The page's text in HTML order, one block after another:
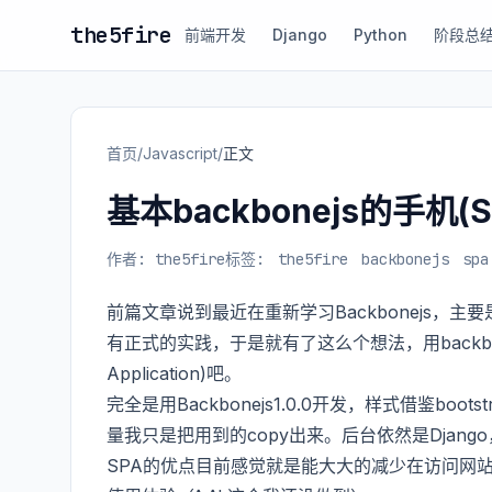
the5fire 前端开发 Django Python 阶段总
首页/Javascript/正文
基本backbonejs的手机
作者: the5fire标签: the5fire backbonejs spa
前篇文章说到最近在重新学习Backbonejs，主
有正式的实践，于是就有了这么个想法，用
Application)吧。
完全是用Backbonejs1.0.0开发，样式借鉴
量我只是把用到的copy出来。后台依然是
SPA的优点目前感觉就是能大大的减少在访问网